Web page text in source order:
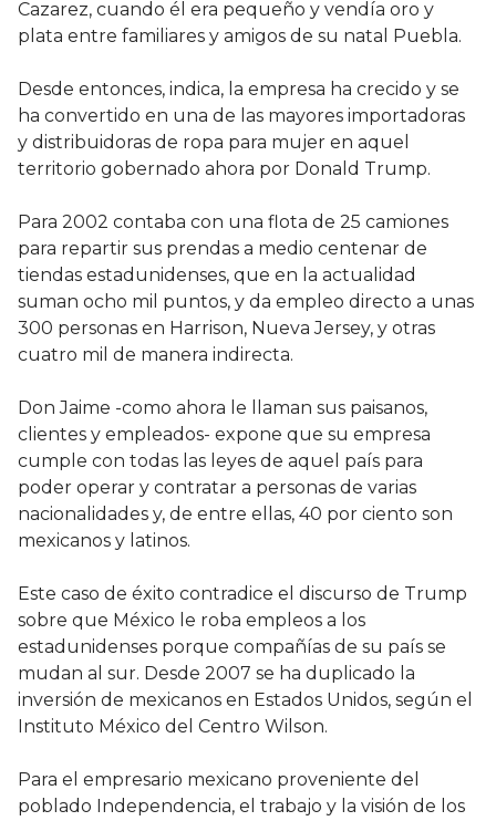
Cazarez, cuando él era pequeño y vendía oro y
plata entre familiares y amigos de su natal Puebla.
Desde entonces, indica, la empresa ha crecido y se
ha convertido en una de las mayores importadoras
y distribuidoras de ropa para mujer en aquel
territorio gobernado ahora por Donald Trump.
Para 2002 contaba con una flota de 25 camiones
para repartir sus prendas a medio centenar de
tiendas estadunidenses, que en la actualidad
suman ocho mil puntos, y da empleo directo a unas
300 personas en Harrison, Nueva Jersey, y otras
cuatro mil de manera indirecta.
Don Jaime -como ahora le llaman sus paisanos,
clientes y empleados- expone que su empresa
cumple con todas las leyes de aquel país para
poder operar y contratar a personas de varias
nacionalidades y, de entre ellas, 40 por ciento son
mexicanos y latinos.
Este caso de éxito contradice el discurso de Trump
sobre que México le roba empleos a los
estadunidenses porque compañías de su país se
mudan al sur. Desde 2007 se ha duplicado la
inversión de mexicanos en Estados Unidos, según el
Instituto México del Centro Wilson.
Para el empresario mexicano proveniente del
poblado Independencia, el trabajo y la visión de los